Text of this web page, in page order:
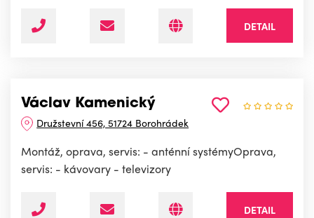
DETAIL
Václav Kamenický
Družstevní 456, 51724 Borohrádek
Montáž, oprava, servis: - anténní systémyOprava,
servis: - kávovary - televizory
DETAIL